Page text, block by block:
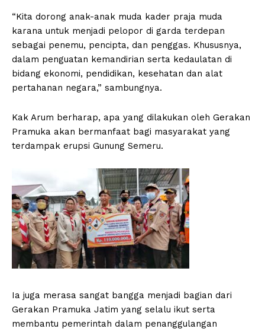
“Kita dorong anak-anak muda kader praja muda
karana untuk menjadi pelopor di garda terdepan
sebagai penemu, pencipta, dan penggas. Khususnya,
dalam penguatan kemandirian serta kedaulatan di
bidang ekonomi, pendidikan, kesehatan dan alat
pertahanan negara,” sambungnya.
Kak Arum berharap, apa yang dilakukan oleh Gerakan
Pramuka akan bermanfaat bagi masyarakat yang
terdampak erupsi Gunung Semeru.
Ia juga merasa sangat bangga menjadi bagian dari
Gerakan Pramuka Jatim yang selalu ikut serta
membantu pemerintah dalam penanggulangan